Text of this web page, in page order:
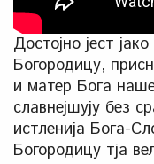
Достојно јест
Богородицу,
и матер Бога
славнејшују без
истленија Бога-
Богородицу тја